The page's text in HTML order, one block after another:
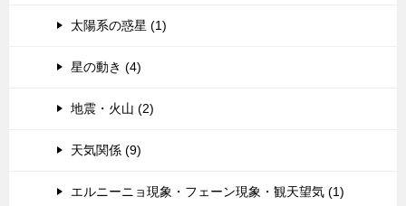
太陽系の惑星 (1)
星の動き (4)
地震・火山 (2)
天気関係 (9)
エルニーニョ現象・フェーン現象・観天望気 (1)